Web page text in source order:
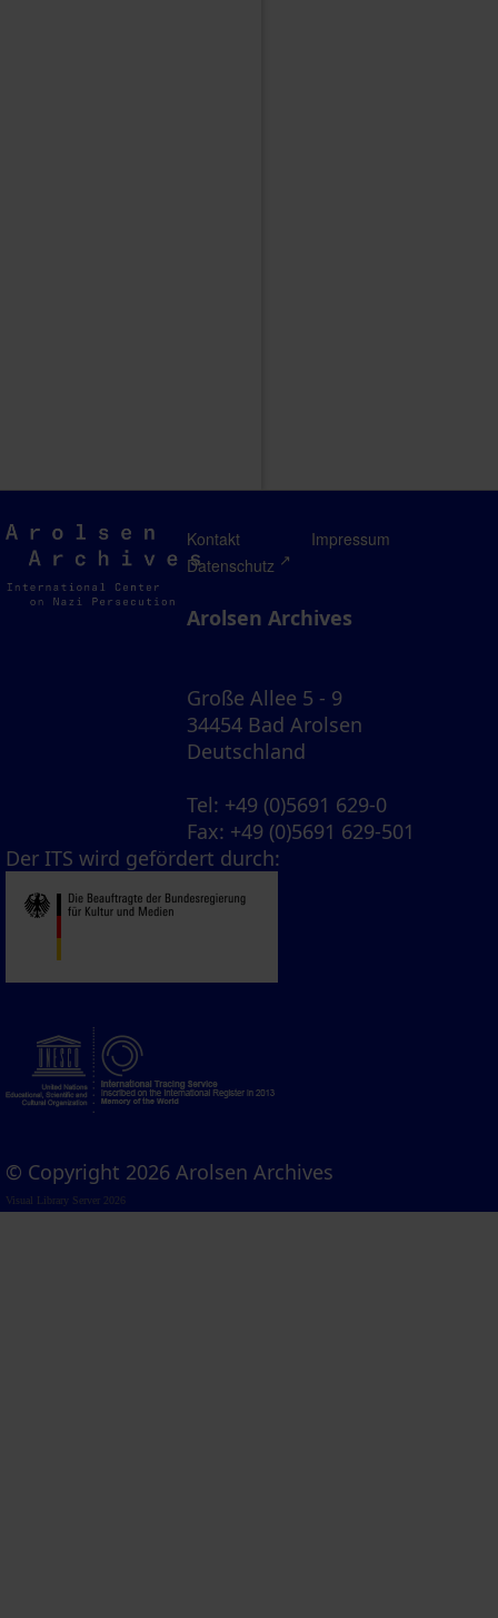
Arolsen
Archives
Kontakt
Impressum
Datenschutz
Arolsen Archives
Große Allee 5 - 9
34454 Bad Arolsen
Deutschland
Tel: +49 (0)5691 629-0
Fax: +49 (0)5691 629-501
Der ITS wird gefördert durch:
© Copyright 2026 Arolsen Archives
Visual Library Server 2026